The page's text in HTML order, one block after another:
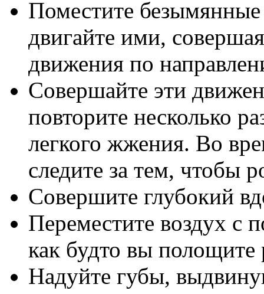
Поместите
двигайте ими,
движения по
Совершайте эти
повторите несколько
легкого жжения. Во
следите за тем, чтобы
Совершите глубокий
Переместите воздух с
как будто вы полощите
Надуйте губы,